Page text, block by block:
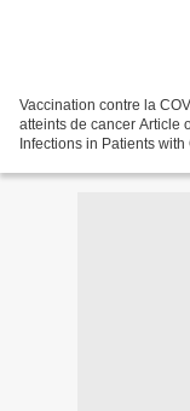
Vaccination contre la
atteints de cancer Article
Infections in Patients